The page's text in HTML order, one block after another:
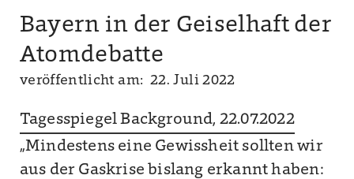
Bayern in der Geiselhaft der
Atomdebatte
veröffentlicht am: 22. Juli 2022
Tagesspiegel Background, 22.07.2022
„Mindestens eine Gewissheit sollten wir
aus der Gaskrise bislang erkannt haben: